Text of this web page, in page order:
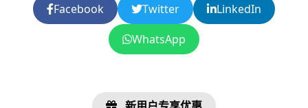
Facebook Twitter
LinkedIn
WhatsApp